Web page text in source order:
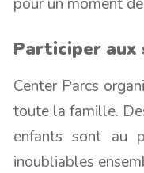
Participer aux
Center Parcs
toute la famille.
enfants sont au
inoubliables